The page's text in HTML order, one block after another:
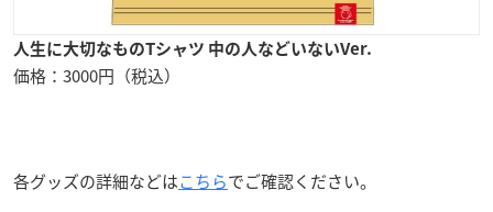
人生に大切なものTシャツ 中の人などいないVer.
価格：3000円（税込）
各グッズの詳細などはこちらでご確認ください。